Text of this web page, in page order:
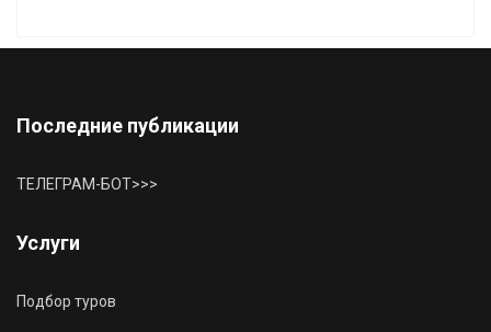
Последние публикации
ТЕЛЕГРАМ-БОТ>>>
Услуги
Подбор туров